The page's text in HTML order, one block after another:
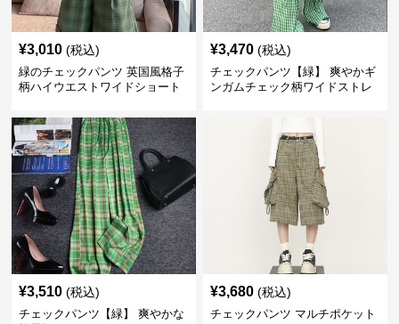
¥3,010 (税込)
緑のチェックパンツ 英国風格子
柄ハイウエストワイドショート
¥3,470 (税込)
チェックパンツ【緑】 爽やかギ
ンガムチェック柄ワイドストレ
¥3,510 (税込)
チェックパンツ【緑】 爽やかな
¥3,680 (税込)
チェックパンツ マルチポケット